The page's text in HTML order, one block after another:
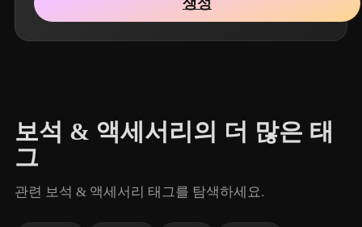
보석 & 액세서리의 더 많은 태
그
관련 보석 & 액세서리 태그를 탐색하세요.